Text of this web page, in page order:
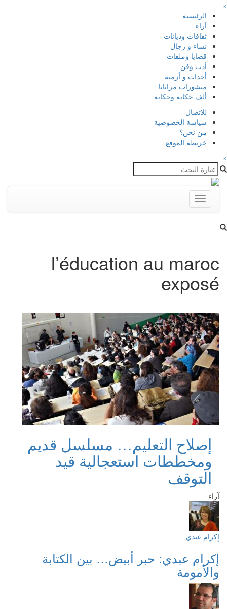
×
الرئيسية
آراء
ثقافات وديانات
نساء و رجال
قضايا وملفات
أدب وفن
أحداث و أزمنة
منشورات مرايانا
ألف حكاية وحكاية
للاتصال
سياسة الخصوصية
من نحن؟
خريطة الموقع
×
Toggle
navigation
l’éducation au maroc
exposé
إصلاح التعليم… مسلسل قديم
ومخططات استعجالية قيد
التوقف
آراء
إكرام عبدي
إكرام عبدي: حبر أبيض… بين الكتابة
والأمومة